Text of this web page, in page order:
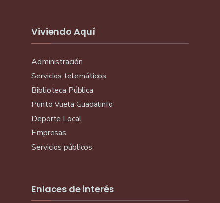
Viviendo Aquí
Administración
Servicios telemáticos
Biblioteca Pública
Punto Vuela Guadalinfo
Deporte Local
Empresas
Servicios públicos
Enlaces de interés